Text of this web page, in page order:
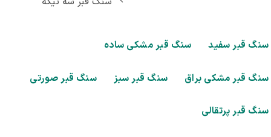
قبر سفید سنگ قبر مشکی ساده
قبر مشکی براق سنگ قبر سبز سنگ قبر صورتی
قبر پرتقالی